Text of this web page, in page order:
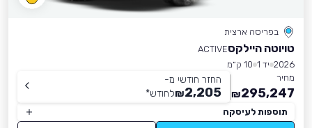
בפריסה ארצית
טויוטה היילקסACTIVE
2026 יד 1
10 ק״מ
מחיר
295,247
₪
החזר חודשי מ-
2,205
₪לחודש*
תוספות לעיסקה